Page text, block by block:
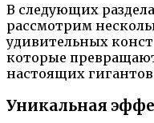
В следующих
рассмотрим
удивительных
которые
настоящих
Уникальная